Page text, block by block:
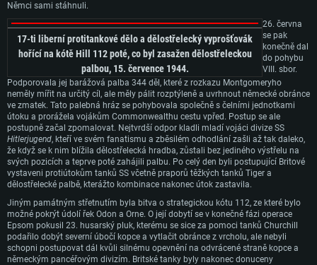
Grafická karta podpora DirectX 11: AMD Radeon 77XX / NVIDIA GeForce
GTX 660. Minimální podporované rozlišení hry je 720p
Připojení: Širokopásmové připojení
Místo na disku: 22,1 GB
Doporučené
OS: Windows 10/11 (64bitový)
Procesor: Intel Core i5 nebo Ryzen 5 3600 a lepší
Operační paměť: 16 GB
Grafická karta: podpora DirectX 11: Nvidia GeForce 1060 a lepší, Radeon RX
570 a lepší
Místo na disku: 62,2 GB
Grafická karta: Intel Iris Pro 5200 (Mac) nebo srovnatelně výkonnou kartu
od AMD/Nvidia pro Mac. Minimální podporované rozlišení hry je 720p v
případě použití Metal.
Místo na disku: 22,1 GB
Doporučené
OS: Mac OS Big Sur 11.0 nebo novější
Procesor: Core i7 (Intel Xeon není podporován)
Operační paměť: 8 GB
Grafická karta: Radeon Vega II nebo výkonnější s podporou Metal.
Připojení: Širokopásmové připojení
Grafická karta: NVIDIA 660 s nejnovějšími proprietárními ovladači (ne
staršími, než půl roku) / srovnatelná karta AMD s nejnovějšími
proprietárními ovladači (ne staršími, než půl roku); minimální podporované
rozlišení hry je 720p) a s podporou Vulcan.
Připojení: Širokopásmové připojení
Místo na disku: 22,1 GB
Doporučené
OS: Ubuntu 20.04 64bit
Procesor: Intel Core i7
Operační paměť: 16 GB
Grafická karta: NVIDIA 1060 s nejnovějšími proprietárními ovladači (ne
staršími, než půl roku) / srovnatelná karta AMD (Radeon RX 570) s
nejnovějšími proprietárními ovladači (ne staršími, než půl roku) a s
podporou Vulcan.
Připojení: Širokopásmové připojení
Místo na disku: 62,2 GB
Němci sami stáhnuli.
17-ti liberní protitankovédělo a dělostřelecký vyprošťovák
hořící na kótě Hill 112 poté, co byl zasažen dělostřeleckou
palbou, 15. července 1944.
26. června
se pak
konečně dal
do pohybu
VIII. sbor.
Podporovala jej barážová palba 344 děl, které z rozkazu Montgomeryho
neměly mířit na určitý cíl, ale měly pálit rozptýleně a uvrhnout německé obránce
ve zmatek. Tato palebná hráz se pohybovala společně s čelními jednotkami
útoku a prorážela vojákům Commonwealthu cestu vpřed. Postup se ale
postupně začal zpomalovat. Nejtvrdší odpor kladli mladí vojáci divize SS
Hitlerjugend, kteří ve svém fanatismu a zběsilém odhodlání zašli až tak daleko,
že když se k nim blížila dělostřelecká hradba, zůstali bez jediného výstřelu na
svých pozicích a teprve poté zahájili palbu. Po celý den byli postupující Britové
vystaveni protiútokům tanků SS včetně praporů těžkých tanků Tiger a
dělostřelecké palbě, kterážto kombinace nakonec útok zastavila.
Jiným památným střetnutím byla bitva o strategickou kótu 112, ze které bylo
možné pokrýt údolí řek Odon a Orne. O její dobytí se v konečné fázi operace
Epsom pokusil 23. husarský pluk, kterému se sice za pomoci tanků Churchill
podařilo dobýt severní úbočí kopce a vytlačit obránce z vrcholu, ale nebyli
schopni postupovat dál kvůli silnému opevnění na odvrácené straně kopce a
německým pancéřovým divizím. Britské tanky byly nakonec donuceny